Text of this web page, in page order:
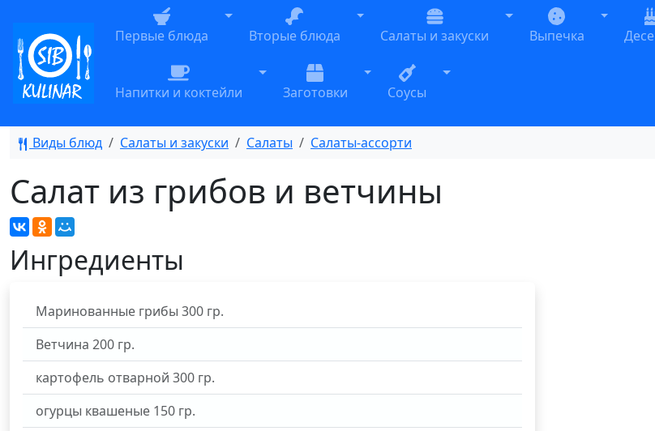
Первые блюда
Toggle Dropdown
Вторые блюда
Toggle Dropdown
Салаты и закуски
Toggle Dropdown
Выпечка
Toggle
Напитки и коктейли
Toggle Dropdown
Заготовки
Toggle Dropdown
Соусы
Toggle Dropdown
Виды блюд Салаты и закуски Салаты Салаты-ассорти
Салат из грибов и ветчины
Ингредиенты
Маринованные грибы 300 гр.
Ветчина 200 гр.
картофель отварной 300 гр.
огурцы квашеные 150 гр.